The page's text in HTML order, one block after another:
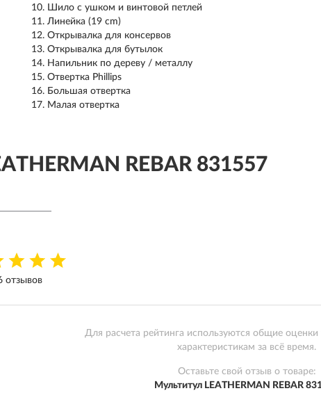
Шило с ушком и винтовой петлей
Линейка (19 cm)
Открывалка для консервов
Открывалка для бутылок
Напильник по дереву / металлу
Отвертка Phillips
Большая отвертка
Малая отвертка
REBAR 831557
отзывов
Для расчета рейтинга используются общие
характеристикам за всё время.
Оставьте свой отзыв о товаре:
Мультитул LEATHERMAN REBAR